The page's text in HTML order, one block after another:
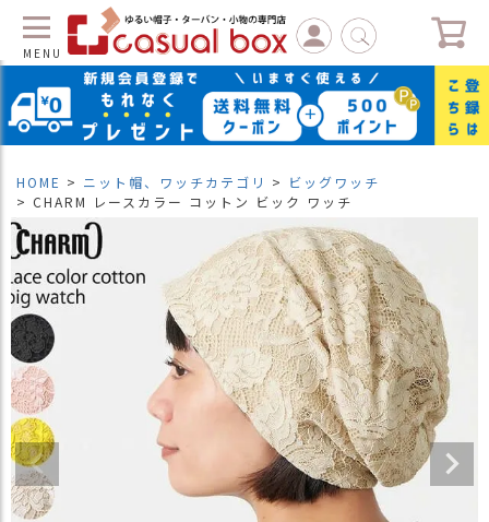
MENU
マ
イ
ペ
ー
ジ
（
新
規
会
員
登
録
）
HOME ニット帽、ワッチカテゴリ
ビッグワッチ
CHARM レースカラー コットン ビック ワッチ